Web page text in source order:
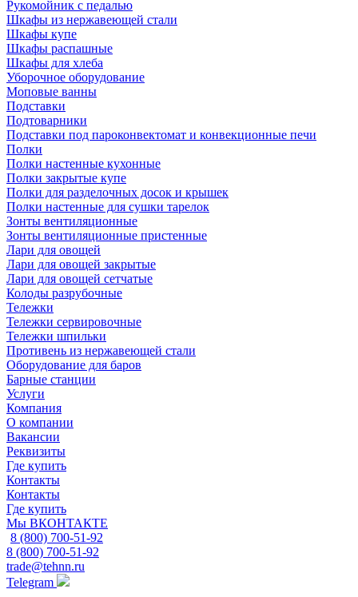
Рукомойник с педалью
Шкафы из нержавеющей стали
Шкафы купе
Шкафы распашные
Шкафы для хлеба
Уборочное оборудование
Моповые ванны
Подставки
Подтоварники
Подставки под пароконвектомат и конвекционные печи
Полки
Полки настенные кухонные
Полки закрытые купе
Полки для разделочных досок и крышек
Полки настенные для сушки тарелок
Зонты вентиляционные
Зонты вентиляционные пристенные
Лари для овощей
Лари для овощей закрытые
Лари для овощей сетчатые
Колоды разрубочные
Тележки
Тележки сервировочные
Тележки шпильки
Противень из нержавеющей стали
Оборудование для баров
Барные станции
Услуги
Компания
О компании
Вакансии
Реквизиты
Где купить
Контакты
Контакты
Где купить
Мы ВКОНТАКТЕ
8 (800) 700-51-92
8 (800) 700-51-92
trade@tehnn.ru
Telegram